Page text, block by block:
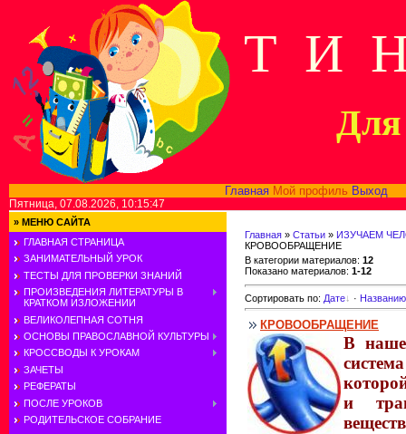
Т И
Для
Главная Мой профиль Выход
Пятница, 07.08.2026, 10:15:47
» МЕНЮ САЙТА
ГЛАВНАЯ СТРАНИЦА
ЗАНИМАТЕЛЬНЫЙ УРОК
ТЕСТЫ ДЛЯ ПРОВЕРКИ ЗНАНИЙ
ПРОИЗВЕДЕНИЯ ЛИТЕРАТУРЫ В
КРАТКОМ ИЗЛОЖЕНИИ
ВЕЛИКОЛЕПНАЯ СОТНЯ
ОСНОВЫ ПРАВОСЛАВНОЙ КУЛЬТУРЫ
КРОССВОДЫ К УРОКАМ
ЗАЧЕТЫ
РЕФЕРАТЫ
ПОСЛЕ УРОКОВ
РОДИТЕЛЬСКОЕ СОБРАНИЕ
Главная » Статьи » ИЗУЧАЕМ
КРОВООБРАЩЕНИЕ
В категории материалов: 12
Показано материалов: 1-12
Сортировать по: Дате · Названию
КРОВООБРАЩЕНИЕ
В
и